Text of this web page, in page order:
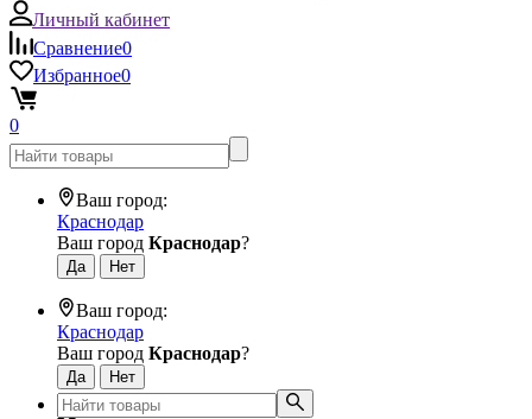
Личный кабинет
Сравнение0
Избранное0
0
Ваш город:
Краснодар
Ваш город Краснодар?
Ваш город:
Краснодар
Ваш город Краснодар?